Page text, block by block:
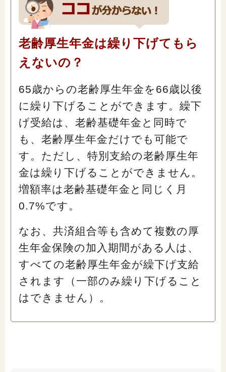
老齢厚生年金は繰り下げてもら
えないの？
65歳からの老齢厚生年金を66歳以後
に繰り下げることができます。繰下
げ受給は、老齢基礎年金と同時で
も、老齢厚生年金だけでも可能で
す。ただし、特別支給の老齢厚生年
金は繰り下げることができません。
増額率は老齢基礎年金と同じく月
0.7%です。
なお、共済組合等も含めて複数の厚
生年金保険の加入期間がある人は、
すべての老齢厚生年金が繰下げ支給
されます（一部のみ繰り下げること
はできません）。